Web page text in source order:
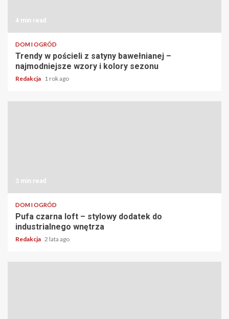
4 min read
DOM I OGRÓD
Trendy w pościeli z satyny bawełnianej –
najmodniejsze wzory i kolory sezonu
Redakcja 1 rok ago
3 min read
DOM I OGRÓD
Pufa czarna loft – stylowy dodatek do
industrialnego wnętrza
Redakcja 2 lata ago